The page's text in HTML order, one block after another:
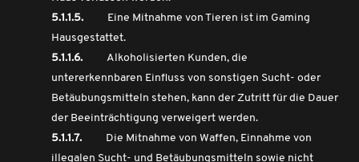
5.1.1.5.
Eine Mitnahme von Tieren ist im Gaming
Hausgestattet.
5.1.1.6. Alkoholisierten Kunden, die
untererkennbaren Einfluss von sonstigen Sucht- oder
Betäubungsmitteln stehen, kann der Zutritt für die Dauer
der Beeinträchtigung verweigert werden.
5.1.1.7.
Die Mitnahme von Waffen, Einnahme von
illegalen Sucht- und Betäubungsmitteln sowie nicht